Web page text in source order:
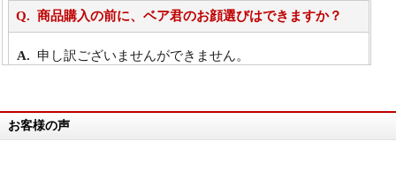
商品購入の前に、ベア君のお顔選びはできますか？
申し訳ございませんができません。
万が一欲しい商品が見つからない場合は、探して取り
お客様の声